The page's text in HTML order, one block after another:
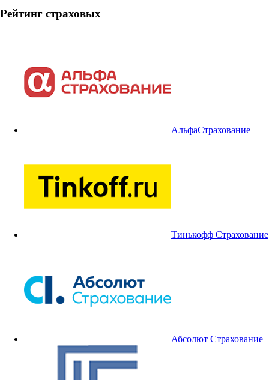
Рейтинг страховых
АльфаСтрахование
Тинькофф Страхование
Абсолют Страхование